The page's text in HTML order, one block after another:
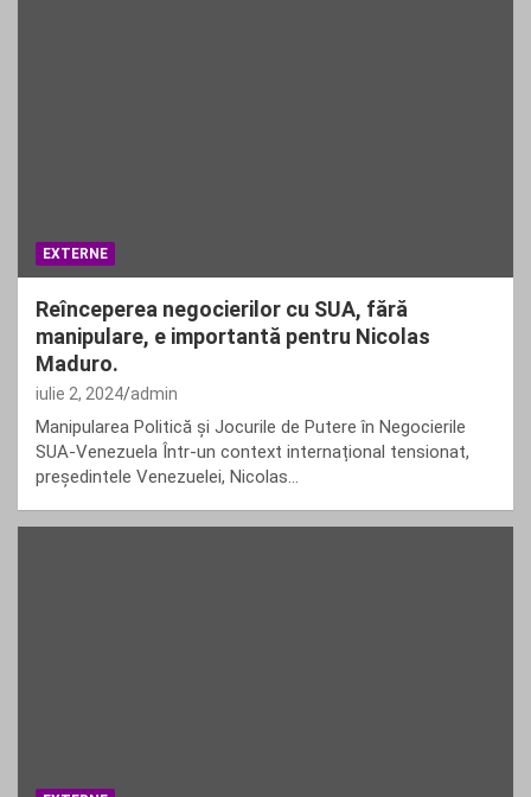
EXTERNE
Reînceperea negocierilor cu SUA, fără
manipulare, e importantă pentru Nicolas
Maduro.
iulie 2, 2024 admin
Manipularea Politică și Jocurile de Putere în Negocierile
SUA-Venezuela Într-un context internațional tensionat,
președintele Venezuelei, Nicolas…